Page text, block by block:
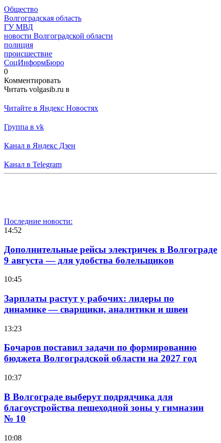
Общество
Волгоградская область
ГУ МВД
новости Волгоградской области
полиция
происшествие
СоцИнформБюро
0
Комментировать
Читать volgasib.ru в
Читайте в Яндекс Новостях
Группа в vk
Канал в Яндекс Дзен
Канал в Telegram
Последние новости:
14:52
Дополнительные рейсы электричек в Волгограде
9 августа — для удобства болельщиков
10:45
Зарплаты растут у рабочих: лидеры по
динамике — сварщики, аналитики и швеи
13:23
Бочаров поставил задачи по формированию
бюджета Волгоградской области на 2027 год
10:37
В Волгограде выберут подрядчика для
благоустройства пешеходной зоны у гимназии
№ 10
10:08